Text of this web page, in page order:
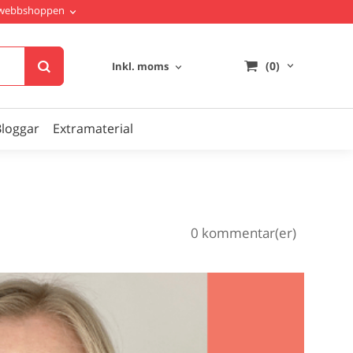
Inkl. moms (0)
Extramaterial
0 kommentar(er)